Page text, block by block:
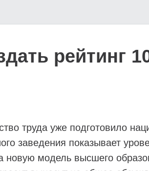
рейтинг
труда уже подготовило
заведения показывает
новую модель высшего